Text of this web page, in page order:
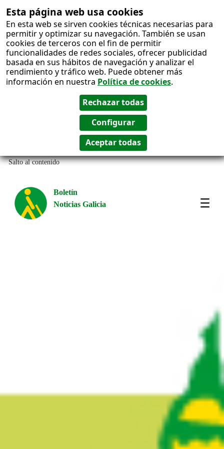
Esta página web usa cookies
En esta web se sirven cookies técnicas necesarias para
permitir y optimizar su navegación. También se usan
cookies de terceros con el fin de permitir
funcionalidades de redes sociales, ofrecer publicidad
basada en sus hábitos de navegación y analizar el
rendimiento y tráfico web. Puede obtener más
información en nuestra Política de cookies.
Salto al contenido
Boletín
Noticias Galicia